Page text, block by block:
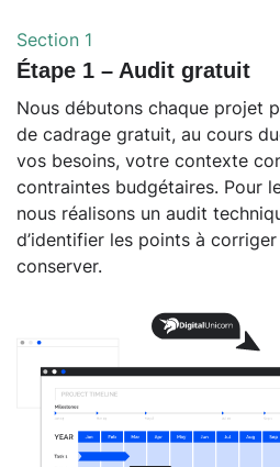
Section 1
Étape 1 – Audit gratuit
Nous débutons chaque projet
de cadrage gratuit, au cours
vos besoins, votre contexte
contraintes budgétaires. Pour
nous réalisons un audit
d’identifier les points à
conserver.